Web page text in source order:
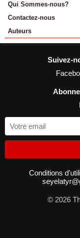
Qui Sommes-nous?
Contactez-nous
Auteurs
Suivez-
Conditions
© 2026